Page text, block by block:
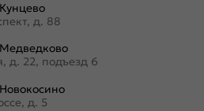
д. 88
д. 22, подъезд 6
д. 5